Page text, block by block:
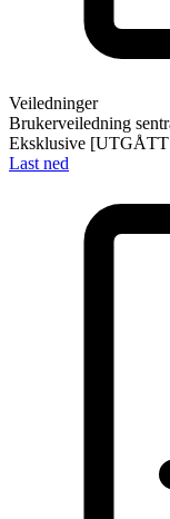
Veiledninger
Brukerveiledning
Eksklusive
Last ned